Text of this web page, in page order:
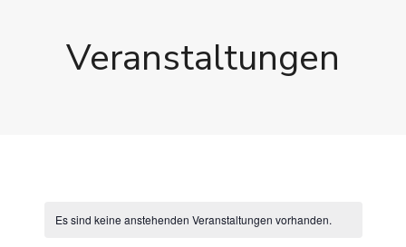
Veranstaltungen
Es sind keine anstehenden Veranstaltungen vorhanden.